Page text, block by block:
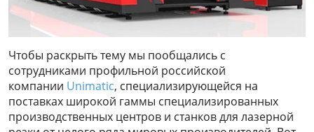
Чтобы раскрыть тему мы пообщались с
сотрудниками профильной российской
компании Unimatic, специализирующейся на
поставках широкой гаммы специализированных
производственных центров и станков для лазерной